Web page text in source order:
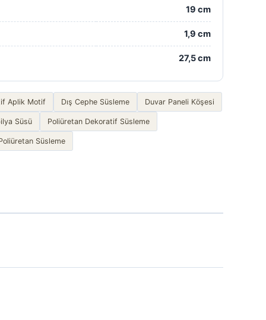
19 cm
1,9 cm
27,5 cm
Aplik Motif Dış Cephe Süsleme Duvar Paneli Köşesi
Süsü Poliüretan Dekoratif Süsleme
Süsleme